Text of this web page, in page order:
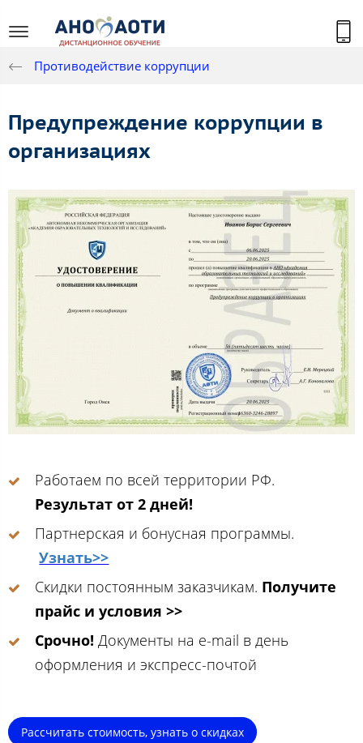
Противодействие коррупции
Предупреждение коррупции в
организациях
Работаем по всей территории РФ.
Результат от 2 дней!
Партнерская и бонусная программы.
Узнать>>
Скидки постоянным заказчикам. Получите
прайс и условия >>
Срочно! Документы на e-mail в день
оформления и экспресс-почтой
Рассчитать стоимость, узнать о скидках